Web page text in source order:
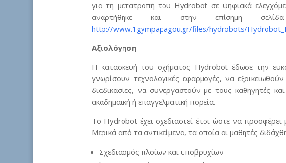
για τη μετατροπή του Hydrobot σε ψηφιακά
αναρτήθηκε και στην επίσημη
http://www.1gympapagou.gr/files/hydrobots/
Αξιολόγηση
Η κατασκευή του οχήματος Hydrobot έδωσε την
γνωρίσουν τεχνολογικές εφαρμογές, να
διαδικασίες, να συνεργαστούν με τους καθηγητές
ακαδημαϊκή ή επαγγελματική πορεία.
Το Hydrobot έχει σχεδιαστεί έτσι ώστε να προσφέρει
Μερικά από τα αντικείμενα, τα οποία οι μαθητές
Σχεδιασμός πλοίων και υποβρυχίων